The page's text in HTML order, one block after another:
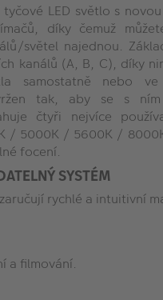
tyčové LED světlo s
díky čemuž
světel najednou.
kanálů (A, B, C), díky
samostatně nebo ve
tak, aby se s ním
čtyři nejvíce
/ 5000K / 5600K /
focení.
SYSTÉM
rychlé a intuitivní
a filmování.